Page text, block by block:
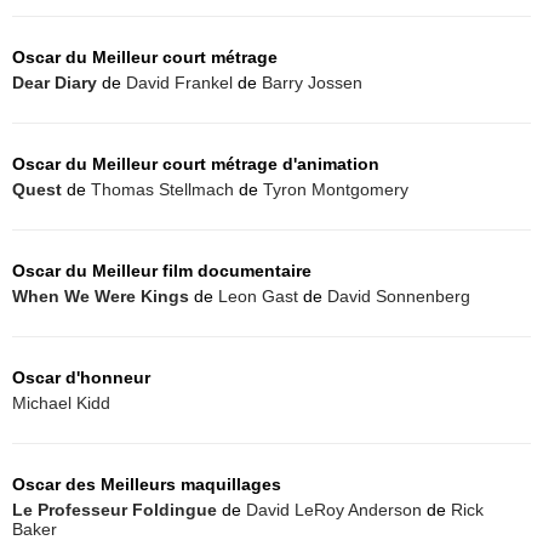
Oscar du Meilleur court métrage
Dear Diary de David Frankel de Barry Jossen
Oscar du Meilleur court métrage d'animation
Quest de Thomas Stellmach de Tyron Montgomery
Oscar du Meilleur film documentaire
When We Were Kings de Leon Gast de David Sonnenberg
Oscar d'honneur
Michael Kidd
Oscar des Meilleurs maquillages
Le Professeur Foldingue de David LeRoy Anderson de Rick
Baker